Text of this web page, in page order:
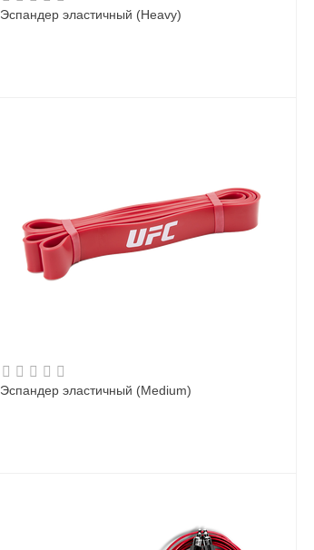
Эспандер эластичный (Heavy)
Эспандер эластичный (Medium)